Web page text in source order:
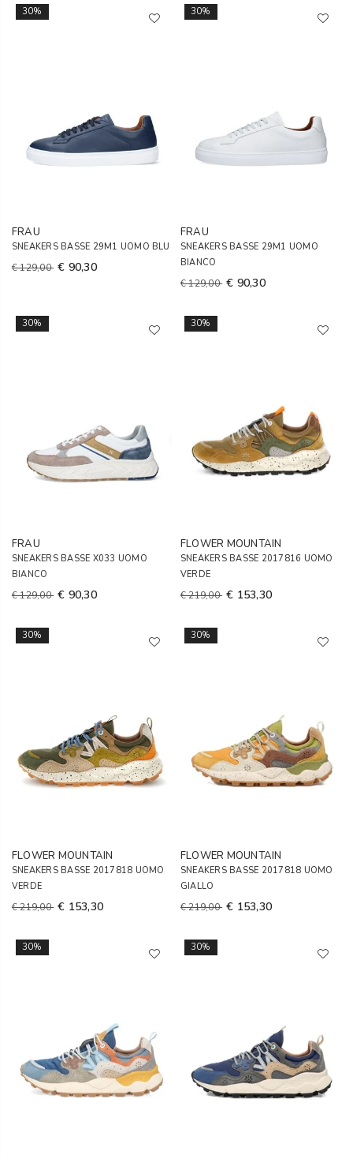
30%
FRAU
SNEAKERS BASSE 29M1 UOMO BLU
€ 129,00 € 90,30
30%
FRAU
SNEAKERS BASSE 29M1 UOMO
BIANCO
€ 129,00 € 90,30
30%
FRAU
SNEAKERS BASSE X033 UOMO
BIANCO
€ 129,00 € 90,30
30%
FLOWER MOUNTAIN
SNEAKERS BASSE 2017816 UOMO
VERDE
€ 219,00 € 153,30
30%
FLOWER MOUNTAIN
SNEAKERS BASSE 2017818 UOMO
VERDE
€ 219,00 € 153,30
30%
FLOWER MOUNTAIN
SNEAKERS BASSE 2017818 UOMO
GIALLO
€ 219,00 € 153,30
30% 30%